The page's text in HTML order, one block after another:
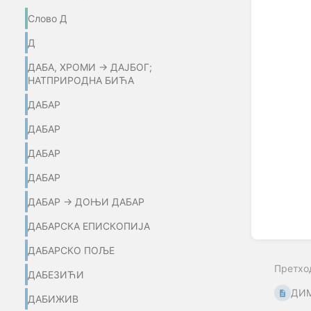
Слово Д
Д
ДАБА, ХРОМИ → ДАЈБОГ;
НАТПРИРОДНА БИЋА
ДАБАР
ДАБАР
ДАБАР
ДАБАР
ДАБАР → ДОЊИ ДАБАР
ДАБАРСКА ЕПИСКОПИЈА
ДАБАРСКО ПОЉЕ
ДАБЕЗИЋИ
ДАБИЖИВ